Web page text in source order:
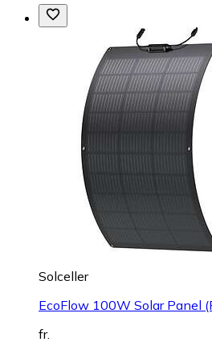
Solceller
EcoFlow 100W Solar Panel
fr.